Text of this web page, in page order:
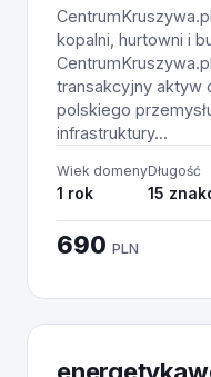
kopalni, hurtowni i
transakcyjny aktyw
polskiego
infrastruktury...
Wiek domeny
1 rok
Długość
15
690 PLN